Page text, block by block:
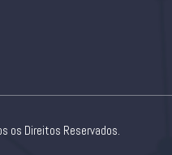
os Direitos Reservados.